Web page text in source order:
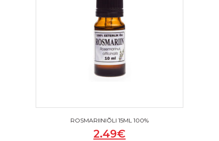
ROSMARIINIÕLI 15ML 100%
2.49€